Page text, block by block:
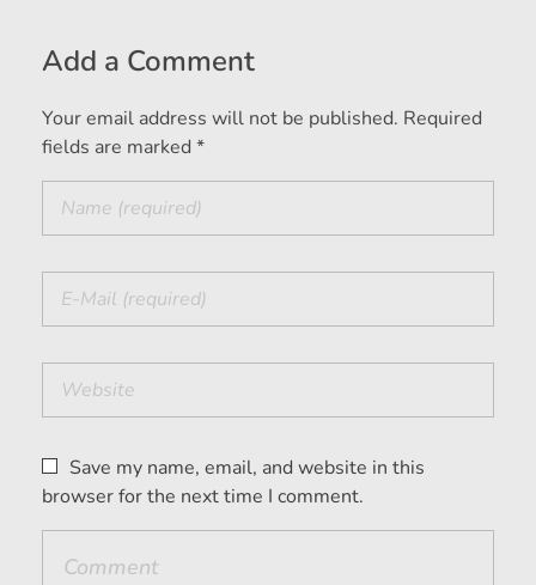
Add a Comment
Your email address will not be published. Required
fields are marked *
Save my name, email, and website in this
browser for the next time I comment.